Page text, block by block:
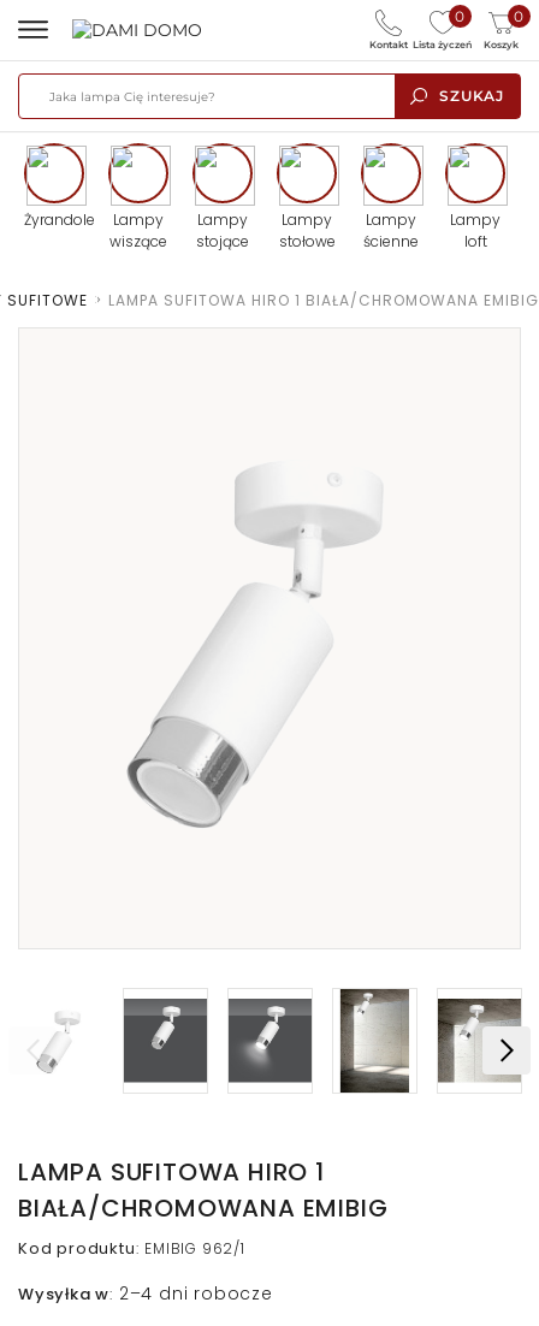
SZUKAJ
0
Lista życzeń
0
Koszyk
Kontakt
Żyrandole
Lampy
wiszące
Lampy
stojące
Lampy
stołowe
Lampy
ścienne
Lampy
loft
SUFITOWE > LAMPA SUFITOWA HIRO 1 BIAŁA/CHROMOWANA EMIBIG
LAMPA SUFITOWA HIRO 1
BIAŁA/CHROMOWANA EMIBIG
Kod produktu: EMIBIG 962/1
Wysyłka w: 2–4 dni robocze